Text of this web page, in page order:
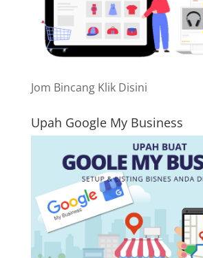
Jom Bincang Klik Disini
Upah Google My Business